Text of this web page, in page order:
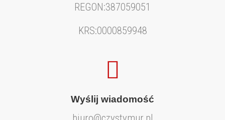
REGON:387059051
KRS:0000859948
Wyślij wiadomość